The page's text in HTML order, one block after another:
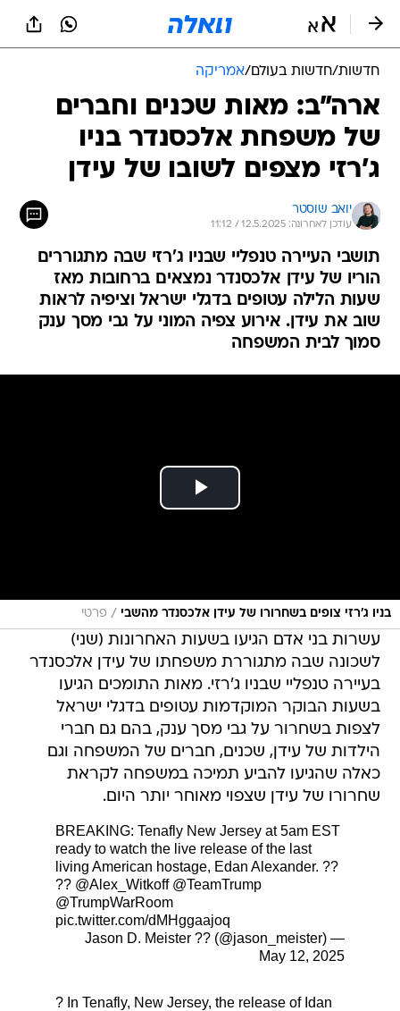
חדשות/חדשות בעולם/אמריקה
ארה"ב: מאות שכנים וחברים
של משפחת אלכסנדר בניו
ג'רזי מצפים לשובו של עידן
יואב שוסטר
עודכן לאחרונה: 12.5.2025 / 11:12
תושבי העיירה טנפליי שבניו ג'רזי שבה מתגוררים
הוריו של עידן אלכסנדר נמצאים ברחובות מאז
שעות הלילה עטופים בדגלי ישראל וציפיה לראות
שוב את עידן. אירוע צפיה המוני על גבי מסך ענק
סמוך לבית המשפחה
בניו ג'רזי צופים בשחרורו של עידן אלכסנדר מהשבי / פרטי
עשרות בני אדם הגיעו בשעות האחרונות (שני)
לשכונה שבה מתגוררת משפחתו של עידן אלכסנדר
בעיירה טנפליי שבניו ג'רזי. מאות התומכים הגיעו
בשעות הבוקר המוקדמות עטופים בדגלי ישראל
לצפות בשחרור על גבי מסך ענק, בהם גם חברי
הילדות של עידן, שכנים, חברים של המשפחה וגם
כאלה שהגיעו להביע תמיכה במשפחה לקראת
שחרורו של עידן שצפוי מאוחר יותר היום.
BREAKING: Tenafly New Jersey at 5am EST
ready to watch the live release of the last
living American hostage, Edan Alexander. ??
?? @Alex_Witkoff @TeamTrump
@TrumpWarRoom
pic.twitter.com/dMHggaajoq
— Jason D. Meister ?? (@jason_meister)
May 12, 2025
? In Tenafly, New Jersey, the release of Idan